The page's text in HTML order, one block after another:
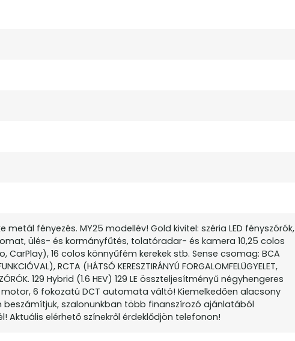
metál fényezés. MY25 modellév! Gold kivitel: széria LED fényszórók,
ülés- és kormányfűtés, tolatóradar- és kamera 10,25 colos
CarPlay), 16 colos könnyűfém kerekek stb. Sense csomag: BCA
RCTA (HÁTSÓ KERESZTIRÁNYÚ FORGALOMFELÜGYELET,
129 Hybrid (1.6 HEV) 129 LE összteljesítményű négyhengeres
6 fokozatú DCT automata váltó! Kiemelkedően alacsony
szalonunkban több finanszírozó ajánlatából
Aktuális elérhető színekről érdeklődjön telefonon!